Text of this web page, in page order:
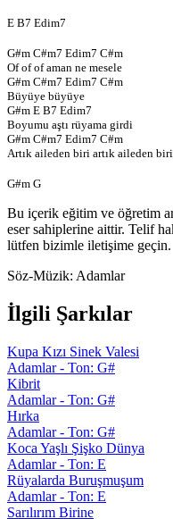
E B7 Edim7
G#m C#m7 Edim7 C#m
Of of of aman ne mesele
G#m C#m7 Edim7 C#m
Büyüye büyüye
G#m E B7 Edim7
Boyumu aştı rüyama girdi
G#m C#m7 Edim7 C#m
Artık aileden biri artık aileden biri
G#m G
Bu içerik eğitim ve öğretim
eser sahiplerine aittir. Telif
lütfen bizimle iletişime geçin.
Söz-Müzik: Adamlar
İlgili Şarkılar
Kupa Kızı Sinek Valesi
Adamlar - Ton: G#
Kibrit
Adamlar - Ton: G#
Hırka
Adamlar - Ton: G#
Koca Yaşlı Şişko Dünya
Adamlar - Ton: E
Rüyalarda Buruşmuşum
Adamlar - Ton: E
Sarılırım Birine